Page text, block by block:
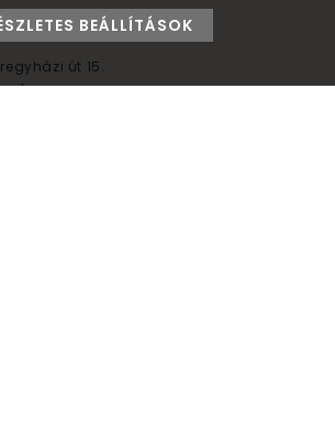
út 15.
BEÁLLÍTÁSOK